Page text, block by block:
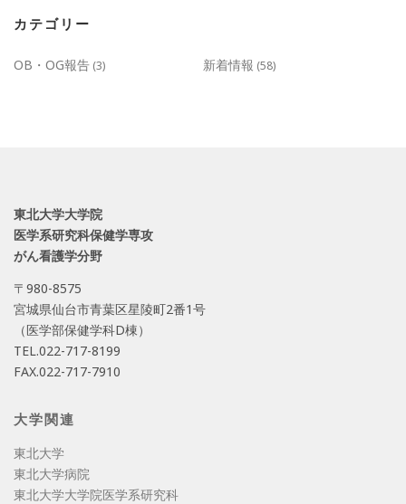
カテゴリー
OB・OG報告 (3) 新着情報 (58)
東北大学大学院
医学系研究科保健学専攻
がん看護学分野
〒980-8575
宮城県仙台市青葉区星陵町2番1号
（医学部保健学科D棟）
TEL.022-717-8199
FAX.022-717-7910
大学関連
東北大学
東北大学病院
東北大学大学院医学系研究科